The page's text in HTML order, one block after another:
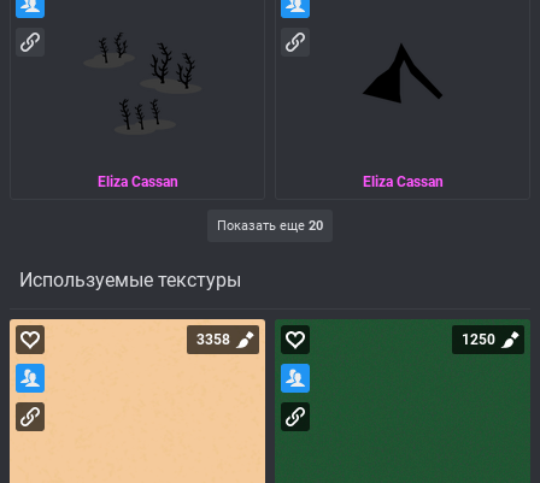
Eliza Cassan Eliza Cassan
Показать еще 20
Используемые текстуры
3358 1250